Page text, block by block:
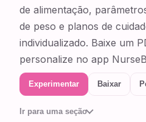
de alimentação,
de peso e planos de
individualizado. Baixe um
personalize no app
Experimentar Baixar
Ir para uma seção